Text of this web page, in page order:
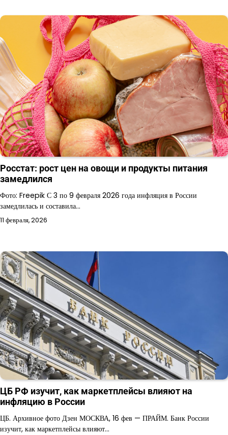
Росстат: рост цен на овощи и продукты питания
замедлился
Фото: Freepik С 3 по 9 февраля 2026 года инфляция в России
замедлилась и составила…
11 февраля, 2026
ЦБ РФ изучит, как маркетплейсы влияют на
инфляцию в России
ЦБ. Архивное фото Дзен МОСКВА, 16 фев — ПРАЙМ. Банк России
изучит, как маркетплейсы влияют…